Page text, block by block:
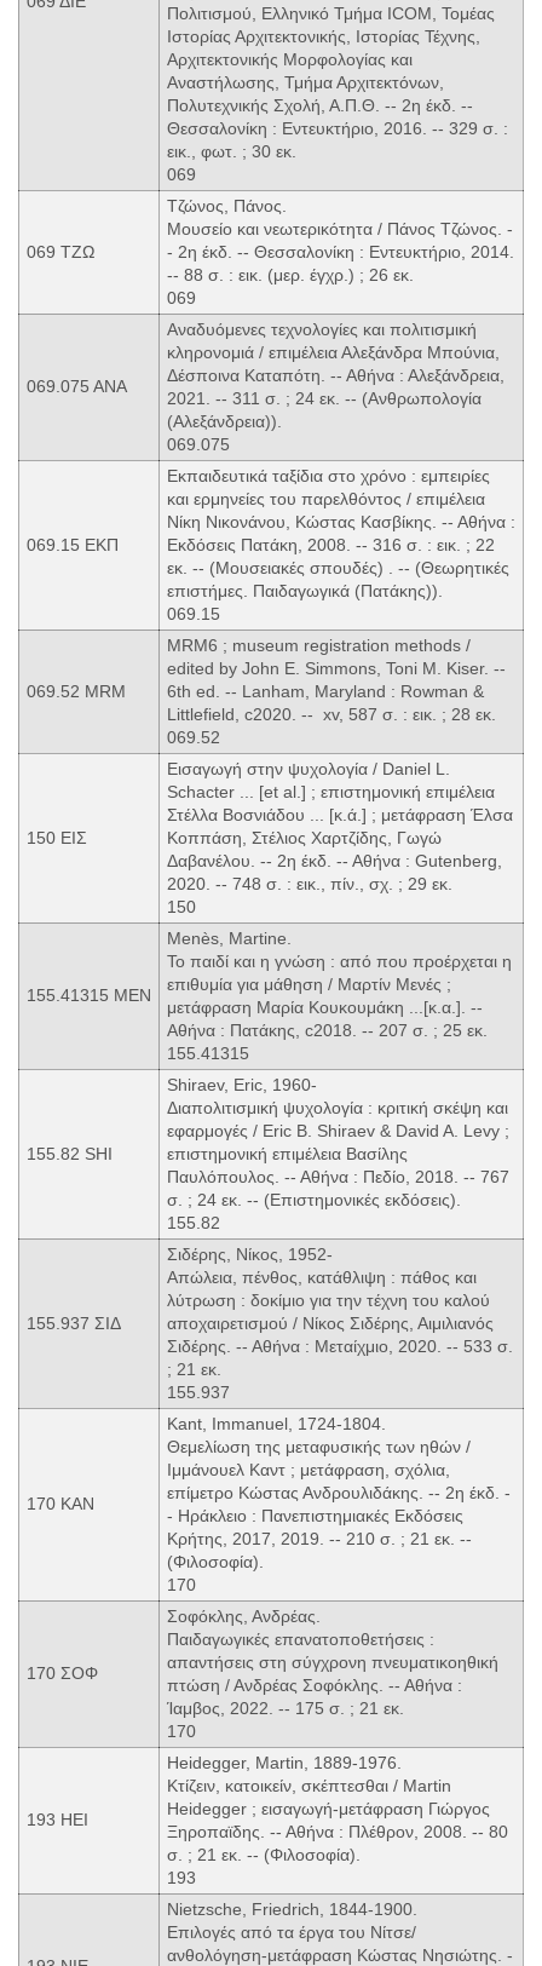
Πολιτισμού, Ελληνικό Τμήμα ICOM, Τομέας
Ιστορίας Αρχιτεκτονικής, Ιστορίας Τέχνης,
Αρχιτεκτονικής Μορφολογίας και
Αναστήλωσης, Τμήμα Αρχιτεκτόνων,
Πολυτεχνικής Σχολή, Α.Π.Θ. -- 2η έκδ. --
Θεσσαλονίκη : Εντευκτήριο, 2016. -- 329 σ. :
εικ., φωτ. ; 30 εκ.
069
069 ΤΖΩ
Τζώνος, Πάνος.
Μουσείο και νεωτερικότητα / Πάνος Τζώνος. -
- 2η έκδ. -- Θεσσαλονίκη : Εντευκτήριο, 2014.
-- 88 σ. : εικ. (μερ. έγχρ.) ; 26 εκ.
069
069.075 ΑΝΑ
Αναδυόμενες τεχνολογίες και πολιτισμική
κληρονομιά / επιμέλεια Αλεξάνδρα Μπούνια,
Δέσποινα Καταπότη. -- Αθήνα : Αλεξάνδρεια,
2021. -- 311 σ. ; 24 εκ. -- (Ανθρωπολογία
(Αλεξάνδρεια)).
069.075
069.15 ΕΚΠ
Εκπαιδευτικά ταξίδια στο χρόνο : εμπειρίες
και ερμηνείες του παρελθόντος / επιμέλεια
Νίκη Νικονάνου, Κώστας Κασβίκης. -- Αθήνα :
Εκδόσεις Πατάκη, 2008. -- 316 σ. : εικ. ; 22
εκ. -- (Μουσειακές σπουδές) . -- (Θεωρητικές
επιστήμες. Παιδαγωγικά (Πατάκης)).
069.15
069.52 MRM
MRM6 ; museum registration methods /
edited by John E. Simmons, Toni M. Kiser. --
6th ed. -- Lanham, Maryland : Rowman &
Littlefield, c2020. -- xv, 587 σ. : εικ. ; 28 εκ.
069.52
150 ΕΙΣ
Εισαγωγή στην ψυχολογία / Daniel L.
Schacter ... [et al.] ; επιστημονική επιμέλεια
Στέλλα Βοσνιάδου ... [κ.ά.] ; μετάφραση Έλσα
Κοππάση, Στέλιος Χαρτζίδης, Γωγώ
Δαβανέλου. -- 2η έκδ. -- Αθήνα : Gutenberg,
2020. -- 748 σ. : εικ., πίν., σχ. ; 29 εκ.
150
155.41315 MEN
Menès, Martine.
Το παιδί και η γνώση : από που προέρχεται η
επιθυμία για μάθηση / Μαρτίν Μενές ;
μετάφραση Μαρία Κουκουμάκη ...[κ.α.]. --
Αθήνα : Πατάκης, c2018. -- 207 σ. ; 25 εκ.
155.41315
155.82 SHI
Shiraev, Eric, 1960-
Διαπολιτισμική ψυχολογία : κριτική σκέψη και
εφαρμογές / Eric B. Shiraev & David A. Levy ;
επιστημονική επιμέλεια Βασίλης
Παυλόπουλος. -- Αθήνα : Πεδίο, 2018. -- 767
σ. ; 24 εκ. -- (Επιστημονικές εκδόσεις).
155.82
155.937 ΣΙΔ
Σιδέρης, Νίκος, 1952-
Απώλεια, πένθος, κατάθλιψη : πάθος και
λύτρωση : δοκίμιο για την τέχνη του καλού
αποχαιρετισμού / Νίκος Σιδέρης, Αιμιλιανός
Σιδέρης. -- Αθήνα : Μεταίχμιο, 2020. -- 533 σ.
; 21 εκ.
155.937
170 KAN
Kant, Immanuel, 1724-1804.
Θεμελίωση της μεταφυσικής των ηθών /
Ιμμάνουελ Καντ ; μετάφραση, σχόλια,
επίμετρο Κώστας Ανδρουλιδάκης. -- 2η έκδ. -
- Ηράκλειο : Πανεπιστημιακές Εκδόσεις
Κρήτης, 2017, 2019. -- 210 σ. ; 21 εκ. --
(Φιλοσοφία).
170
170 ΣΟΦ
Σοφόκλης, Ανδρέας.
Παιδαγωγικές επανατοποθετήσεις :
απαντήσεις στη σύγχρονη πνευματικοηθική
πτώση / Ανδρέας Σοφόκλης. -- Αθήνα :
Ίαμβος, 2022. -- 175 σ. ; 21 εκ.
170
193 HEI
Heidegger, Martin, 1889-1976.
Κτίζειν, κατοικείν, σκέπτεσθαι / Martin
Heidegger ; εισαγωγή-μετάφραση Γιώργος
Ξηροπαϊδης. -- Αθήνα : Πλέθρον, 2008. -- 80
σ. ; 21 εκ. -- (Φιλοσοφία).
193
Nietzsche, Friedrich, 1844-1900.
Eπιλογές από τα έργα του Νίτσε/
ανθολόγηση-μετάφραση Κώστας Νησιώτης. -